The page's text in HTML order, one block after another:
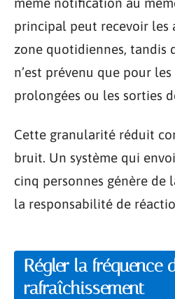
principal peut recevoir les
zone quotidiennes, tandis
n’est prévenu que pour
prolongées ou les sorties
Cette granularité réduit
bruit. Un système qui
cinq personnes génère de
la responsabilité de
Régler la fréquence
rafraîchissement